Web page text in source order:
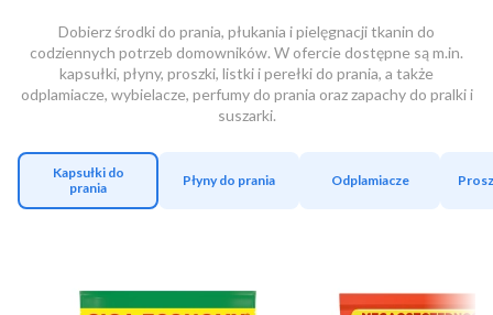
Dobierz środki do prania, płukania i pielęgnacji tkanin do
codziennych potrzeb domowników. W ofercie dostępne są m.in.
kapsułki, płyny, proszki, listki i perełki do prania, a także
odplamiacze, wybielacze, perfumy do prania oraz zapachy do pralki i
suszarki.
Kapsułki do
prania
Płyny do prania Odplamiacze